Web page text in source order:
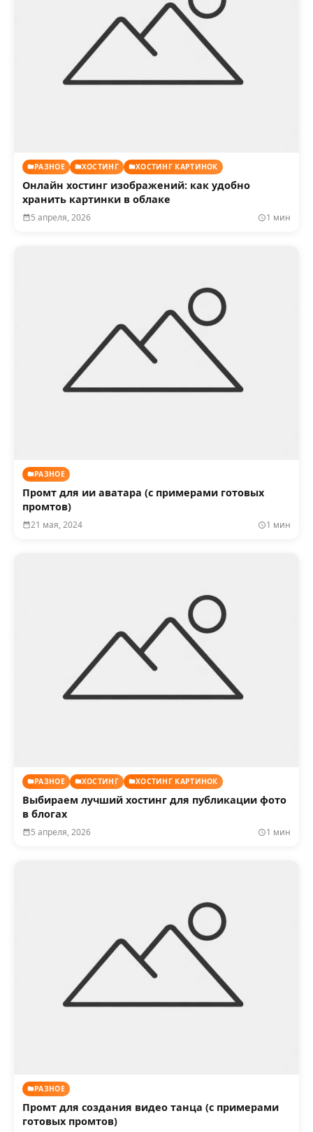
РАЗНОЕ ХОСТИНГ ХОСТИНГ КАРТИНОК
Онлайн хостинг изображений: как удобно
хранить картинки в облаке
5 апреля, 2026 1 мин
РАЗНОЕ
Промт для ии аватара (с примерами готовых
промтов)
21 мая, 2024 1 мин
РАЗНОЕ ХОСТИНГ ХОСТИНГ КАРТИНОК
Выбираем лучший хостинг для публикации фото
в блогах
5 апреля, 2026 1 мин
РАЗНОЕ
Промт для создания видео танца (с примерами
готовых промтов)